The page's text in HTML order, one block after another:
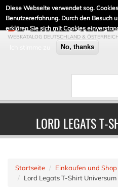
Diese Webseite verwendet sog.
Benutzererfahrung. Durch den Besuch
erklären Sie sich mit Cookies
No, thanks
DE-LINKLISTE.DE
WEBKATALOG DEUTSCHLAND &
LORD LEGATS T-
Startseite Einkaufen und Shop
Lord Legats T-Shirt Universum